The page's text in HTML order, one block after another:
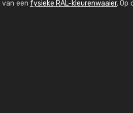
van een fysieke RAL-kleurenwaaier. Op